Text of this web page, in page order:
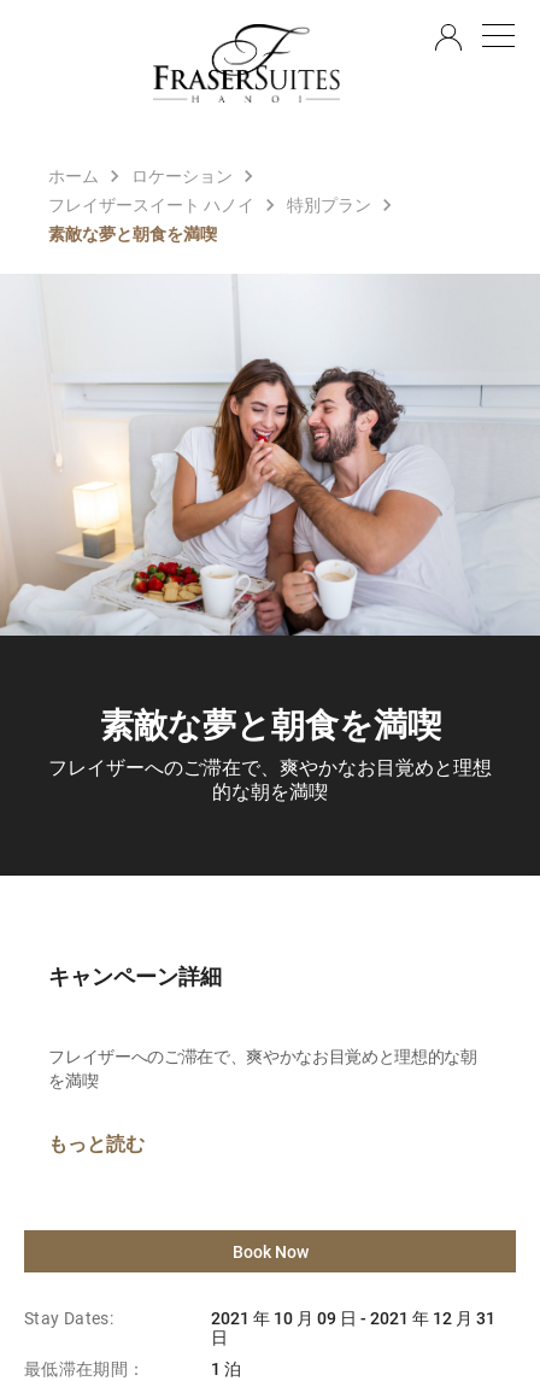
ホーム
ロケーション
フレイザースイート ハノイ
特別プラン
素敵な夢と朝食を満喫
素敵な夢と朝食を満喫
フレイザーへのご滞在で、爽やかなお目覚めと理想
的な朝を満喫
キャンペーン詳細
フレイザーへのご滞在で、爽やかなお目覚めと理想的な朝
を満喫
もっと読む
Book Now
Stay Dates:
2021 年 10 月 09 日 - 2021 年 12 月 31
日
最低滞在期間：
1 泊